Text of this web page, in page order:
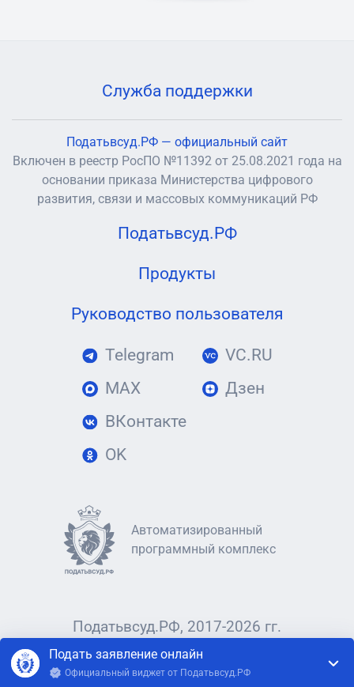
Подать заявление онлайн
Официальный виджет от Податьвсуд.РФ
Служба поддержки
Податьвсуд.РФ — официальный сайт
Включен в реестр РосПО №11392 от 25.08.2021 года на
основании приказа Министерства цифрового
развития, связи и массовых коммуникаций РФ
Податьвсуд.РФ
Продукты
Руководство пользователя
Telegram
MAX
ВКонтакте
OK
VC.RU
Дзен
Автоматизированный
программный комплекс
Податьвсуд.РФ, 2017-2026 гг.